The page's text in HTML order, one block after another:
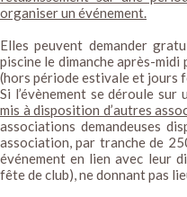
organiser un événement.
Elles peuvent demander
piscine le dimanche après-midi
(hors période estivale et jours
Si l’évènement se déroule sur
mis à disposition d’autres
associations demandeuses
association, par tranche de
événement en lien avec leur
fête de club), ne donnant pas